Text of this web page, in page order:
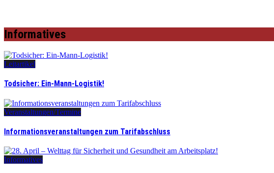
Informatives
Leitartikel
Todsicher: Ein-Mann-Logistik!
Veranstaltungen/Termine
Informationsveranstaltungen zum Tarifabschluss
Informatives